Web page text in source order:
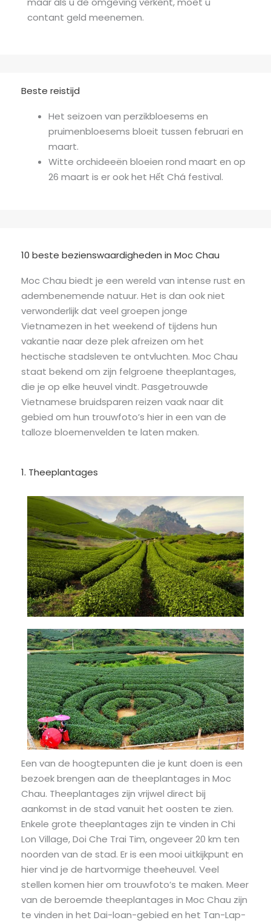
contant geld meenemen.
Beste reistijd
Het seizoen van perzikbloesems en
pruimenbloesems bloeit tussen februari en
maart.
Witte orchideeën bloeien rond maart en op
26 maart is er ook het Hết Chá festival.
10 beste bezienswaardigheden in Moc Chau
Moc Chau biedt je een wereld van intense rust en
adembenemende natuur. Het is dan ook niet
verwonderlijk dat veel groepen jonge
Vietnamezen in het weekend of tijdens hun
vakantie naar deze plek afreizen om het
hectische stadsleven te ontvluchten. Moc Chau
staat bekend om zijn felgroene theeplantages,
die je op elke heuvel vindt. Pasgetrouwde
Vietnamese bruidsparen reizen vaak naar dit
gebied om hun trouwfoto’s hier in een van de
talloze bloemenvelden te laten maken.
1. Theeplantages
Een van de hoogtepunten die je kunt doen is een
bezoek brengen aan de theeplantages in Moc
Chau. Theeplantages zijn vrijwel direct bij
aankomst in de stad vanuit het oosten te zien.
Enkele grote theeplantages zijn te vinden in Chi
Lon Village, Doi Che Trai Tim, ongeveer 20 km ten
noorden van de stad. Er is een mooi uitkijkpunt en
hier vind je de hartvormige theeheuvel. Veel
stellen komen hier om trouwfoto’s te maken. Meer
van de beroemde theeplantages in Moc Chau zijn
te vinden in het Dai-loan-gebied en het Tan-Lap-